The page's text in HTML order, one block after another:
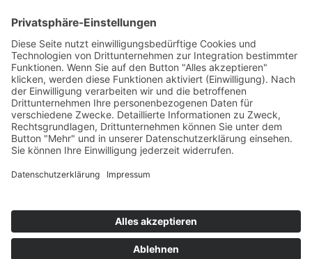
Geschäftsmodelle
›Vorstandswechsel Westenergie: Böddeling übernimmt
befristet
›Wasserstoff-Hochlauf: Dialog, Infrastruktur und
konkrete Schritte
›Solaranlage Regenbogenfarben: FC St. Pauli und
LichtBlick installieren erste weltweite Anlage
Jetzt an der STUDIE360 teilnehmen
Wir möchten Transparenz mit einheitlichen Kriterien
kostenlose Teilnahme wichtig. Die Ergebnisse werden
umgehend nach Teilnahme und Auswertung auf
unserer Webseite zur Verfügung gestellt.